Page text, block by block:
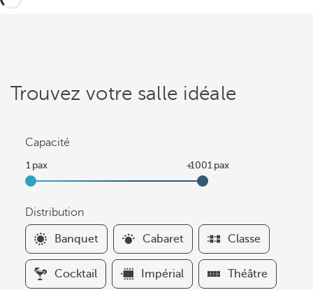
Trouvez votre salle idéale
Capacité
Distribution
F
i
l
t
Banquet Cabaret Classe
Cocktail Impérial Théâtre